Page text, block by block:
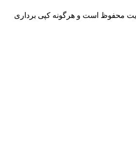
محفوظ است و هرگونه کپی برداری